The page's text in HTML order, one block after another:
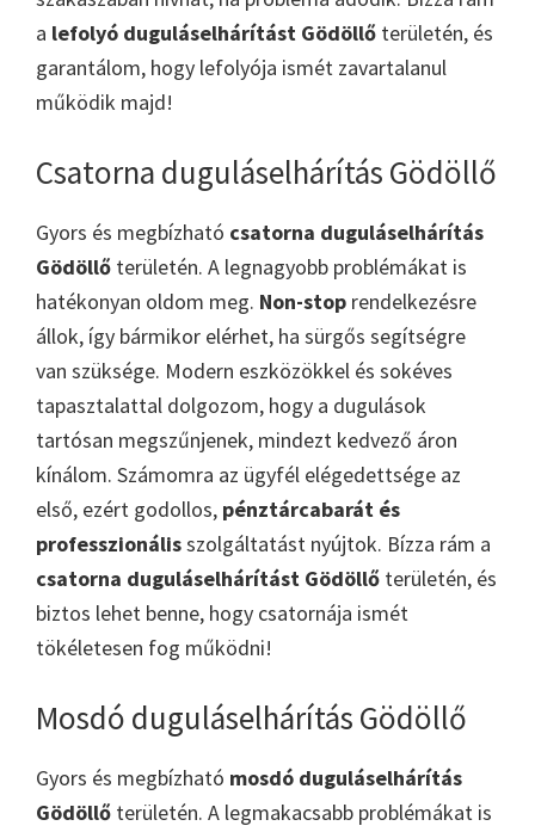
a lefolyó duguláselhárítást Gödöllő területén, és
garantálom, hogy lefolyója ismét zavartalanul
működik majd!
Csatorna duguláselhárítás Gödöllő
Gyors és megbízható csatorna duguláselhárítás
Gödöllő területén. A legnagyobb problémákat is
hatékonyan oldom meg. Non-stop rendelkezésre
állok, így bármikor elérhet, ha sürgős segítségre
van szüksége. Modern eszközökkel és sokéves
tapasztalattal dolgozom, hogy a dugulások
tartósan megszűnjenek, mindezt kedvező áron
kínálom. Számomra az ügyfél elégedettsége az
első, ezért godollos, pénztárcabarát és
professzionálisszolgáltatást nyújtok. Bízza rám a
csatorna duguláselhárítást Gödöllő területén, és
biztos lehet benne, hogy csatornája ismét
tökéletesen fog működni!
Mosdó duguláselhárítás Gödöllő
Gyors és megbízható mosdó duguláselhárítás
Gödöllő területén. A legmakacsabb problémákat is